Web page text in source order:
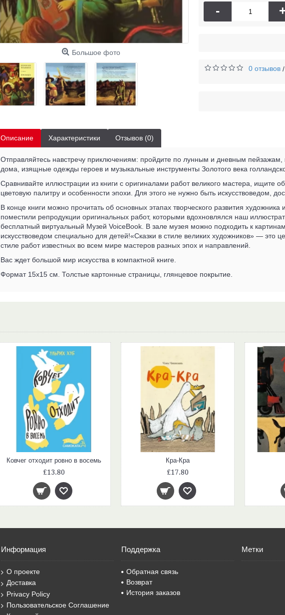
Большое фото
-
0 отзывов /
Описание Характеристики Отзывов (0)
Отправляйтесь навстречу приключениям: пройдите по лунным и дневным пейзажам,
дома, изящные одежды героев и музыкальные инструменты Золотого века
Сравнивайте иллюстрации из книги с оригиналами работ великого мастера, ищите
цветовую палитру и особенности эпохи. Для этого не нужно быть искусствоведом,
В конце книги можно прочитать об основных этапах творческого развития
поместили репродукции оригинальных работ, которыми вдохновлялся наш
бесплатный виртуальный Музей VoiceBook. В зале музея можно подходить к
искусствоведом специально для детей!«Сказки в стиле великих художников» — это
стиле работ известных во всем мире мастеров разных эпох и направлений.
Вас ждет большой мир искусства в компактной книге.
Формат 15х15 см. Толстые картонные страницы, глянцевое покрытие.
Ковчег отходит ровно в восемь
£13.80
Кра-Кра
£17.80
Информация
О проекте
Доставка
Privacy Policy
Пользовательское Соглашение
Поддержка
Обратная связь
Возврат
История заказов
Метки